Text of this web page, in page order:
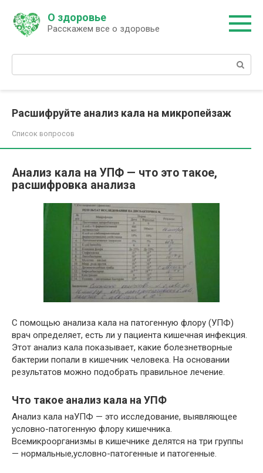
контенту
О здоровье
Расскажем все о здоровье
Поиск:
Расшифруйте анализ кала на микропейзаж
Список вопросов
Анализ кала на УПФ — что это такое,
расшифровка анализа
С помощью анализа кала на патогенную флору (УПФ)
врач определяет, есть ли у пациента кишечная инфекция.
Этот анализ кала показывает, какие болезнетворные
бактерии попали в кишечник человека. На основании
результатов можно подобрать правильное лечение.
Что такое анализ кала на УПФ
Анализ кала наУПФ — это исследование, выявляющее
условно-патогенную флору кишечника.
Всемикроорганизмы в кишечнике делятся на три группы
— нормальные,условно-патогенные и патогенные.